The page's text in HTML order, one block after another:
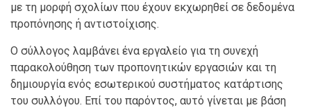
με τη μορφή σχολίων που έχουν εκχωρηθεί σε δεδομένα
προπόνησης ή αντιστοίχισης.
Ο σύλλογος λαμβάνει ένα εργαλείο για τη συνεχή
παρακολούθηση των προπονητικών εργασιών και τη
δημιουργία ενός εσωτερικού συστήματος κατάρτισης
του συλλόγου. Επί του παρόντος, αυτό γίνεται με βάση